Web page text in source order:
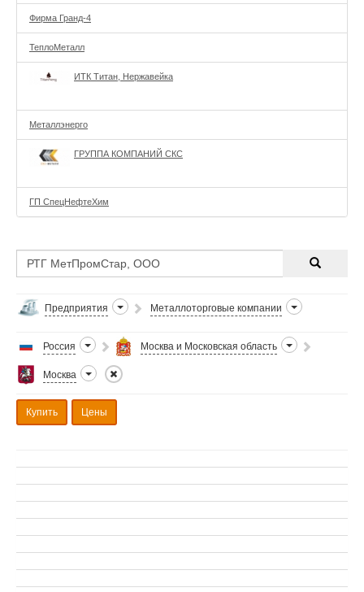
Фирма Гранд-4
ТеплоМеталл
ИТК Титан, Нержавейка
Металлэнерго
ГРУППА КОМПАНИЙ СКС
ГП СпецНефтеХим
Предприятия Металлоторговые компании
Россия Москва и Московская область
Москва
Купить Цены